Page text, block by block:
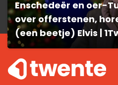
Enschedeër en oer-
over offerstenen,
(een beetje) Elvis |